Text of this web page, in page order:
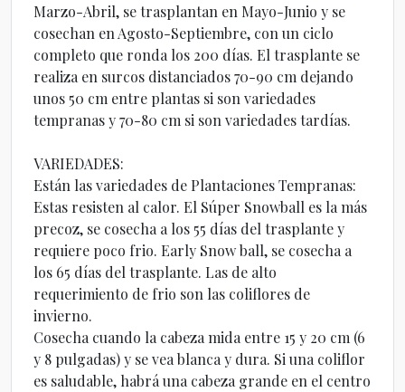
Marzo-Abril, se trasplantan en Mayo-Junio y se
cosechan en Agosto-Septiembre, con un ciclo
completo que ronda los 200 días. El trasplante se
realiza en surcos distanciados 70-90 cm dejando
unos 50 cm entre plantas si son variedades
tempranas y 70-80 cm si son variedades tardías.
VARIEDADES:
Están las variedades de Plantaciones Tempranas:
Estas resisten al calor. El Súper Snowball es la más
precoz, se cosecha a los 55 días del trasplante y
requiere poco frio. Early Snow ball, se cosecha a
los 65 días del trasplante. Las de alto
requerimiento de frio son las coliflores de
invierno.
Cosecha cuando la cabeza mida entre 15 y 20 cm (6
y 8 pulgadas) y se vea blanca y dura. Si una coliflor
es saludable, habrá una cabeza grande en el centro